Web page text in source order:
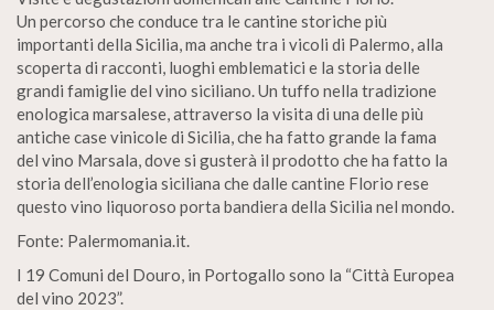
Un percorso che conduce tra le cantine storiche più
importanti della Sicilia, ma anche tra i vicoli di Palermo, alla
scoperta di racconti, luoghi emblematici e la storia delle
grandi famiglie del vino siciliano. Un tuffo nella tradizione
enologica marsalese, attraverso la visita di una delle più
antiche case vinicole di Sicilia, che ha fatto grande la fama
del vino Marsala, dove si gusterà il prodotto che ha fatto la
storia dell’enologia siciliana che dalle cantine Florio rese
questo vino liquoroso porta bandiera della Sicilia nel mondo.
Fonte: Palermomania.it.
I 19 Comuni del Douro, in Portogallo sono la “Città Europea
del vino 2023”.